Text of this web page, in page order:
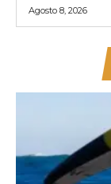
Agosto 8, 2026